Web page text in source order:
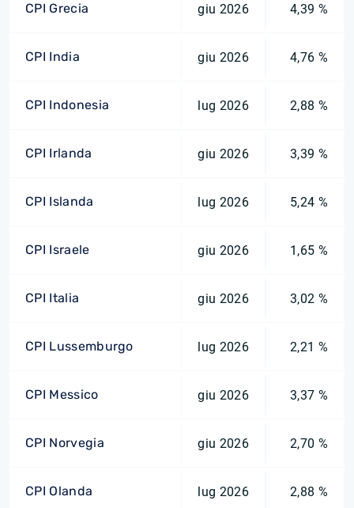
CPI Grecia giu 2026 4,39 %
CPI India giu 2026 4,76 %
CPI Indonesia lug 2026 2,88 %
CPI Irlanda giu 2026 3,39 %
CPI Islanda lug 2026 5,24 %
CPI Israele giu 2026 1,65 %
CPI Italia giu 2026 3,02 %
CPI Lussemburgo lug 2026 2,21 %
CPI Messico giu 2026 3,37 %
CPI Norvegia giu 2026 2,70 %
CPI Olanda lug 2026 2,88 %